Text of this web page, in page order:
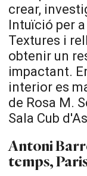
crear,
Intuïció per
Textures i
obtenir un
impactant.
interior es
de Rosa M.
Sala Cub
Antoni
temps,